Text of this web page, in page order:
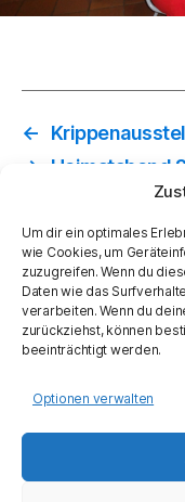
Um dir ein optimales
wie Cookies, um
zuzugreifen. Wenn du
Daten wie das
verarbeiten. Wenn du
zurückziehst, können
beeinträchtigt werden.
Optionen verwalten
←
→
Heimatabend
Datenschutz
Impressum
© 2026Heimat-